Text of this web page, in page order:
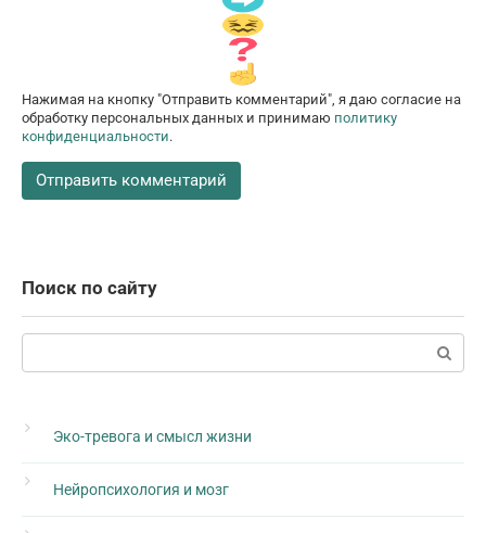
Нажимая на кнопку "Отправить комментарий", я даю согласие на
обработку персональных данных и принимаю политику
конфиденциальности.
Поиск по сайту
Эко-тревога и смысл жизни
Нейропсихология и мозг